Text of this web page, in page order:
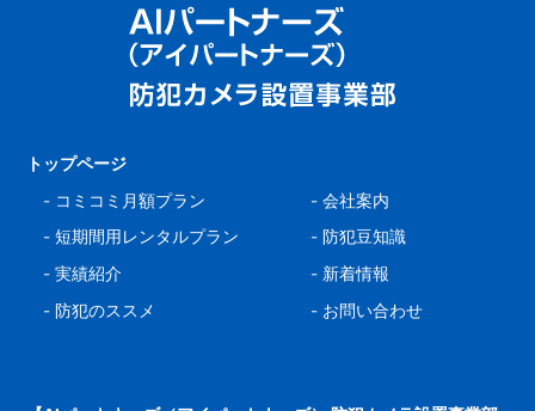
トップページ
- コミコミ月額プラン
-短期間用レンタルプラン
-実績紹介
- 防犯のススメ
-会社案内
- 防犯豆知識
- 新着情報
- お問い合わせ